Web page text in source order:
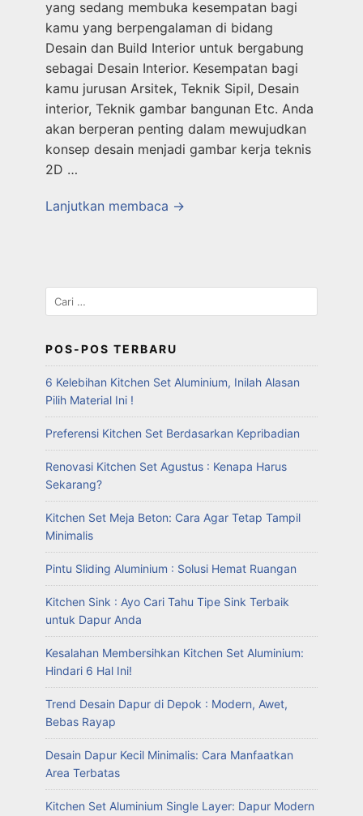
yang sedang membuka kesempatan bagi
kamu yang berpengalaman di bidang
Desain dan Build Interior untuk bergabung
sebagai Desain Interior. Kesempatan bagi
kamu jurusan Arsitek, Teknik Sipil, Desain
interior, Teknik gambar bangunan Etc. Anda
akan berperan penting dalam mewujudkan
konsep desain menjadi gambar kerja teknis
2D …
Lanjutkan membaca →
POS-POS TERBARU
6 Kelebihan Kitchen Set Aluminium, Inilah Alasan
Pilih Material Ini !
Preferensi Kitchen Set Berdasarkan Kepribadian
Renovasi Kitchen Set Agustus : Kenapa Harus
Sekarang?
Kitchen Set Meja Beton: Cara Agar Tetap Tampil
Minimalis
Pintu Sliding Aluminium : Solusi Hemat Ruangan
Kitchen Sink : Ayo Cari Tahu Tipe Sink Terbaik
untuk Dapur Anda
Kesalahan Membersihkan Kitchen Set Aluminium:
Hindari 6 Hal Ini!
Trend Desain Dapur di Depok : Modern, Awet,
Bebas Rayap
Desain Dapur Kecil Minimalis: Cara Manfaatkan
Area Terbatas
Kitchen Set Aluminium Single Layer: Dapur Modern